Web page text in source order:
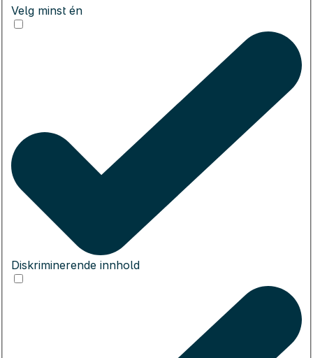
Velg minst én
Diskriminerende innhold